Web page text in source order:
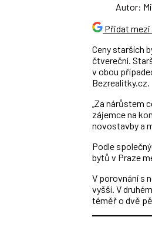
Autor:
Přidat mezi
Ceny starších
čtvereční.
v obou
Bezrealitky.cz.
„Za nárůstem
zájemce na
novostavby a
Podle
bytů v Praze
V porovnání s
vyšší. V
téměř o dvě